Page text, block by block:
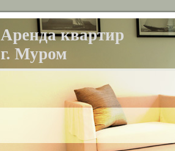
Аренда квартир
г. Муром